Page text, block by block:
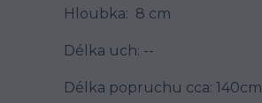
Hloubka: 8 cm
Délka uch: --
Délka popruchu cca: 140cm